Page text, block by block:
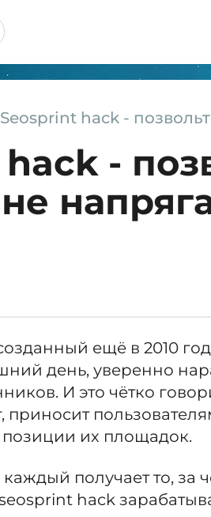
Seosprint hack -
-
ещё в 2010
день, уверенно
И это чётко
приносит
их площадок.
получает то, за
hack